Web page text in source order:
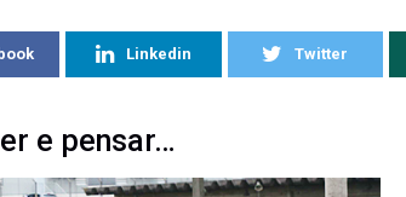
Linkedin Twitter
e pensar…